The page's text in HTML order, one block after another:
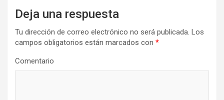
Deja una respuesta
Tu dirección de correo electrónico no será publicada. Los
campos obligatorios están marcados con *
Comentario